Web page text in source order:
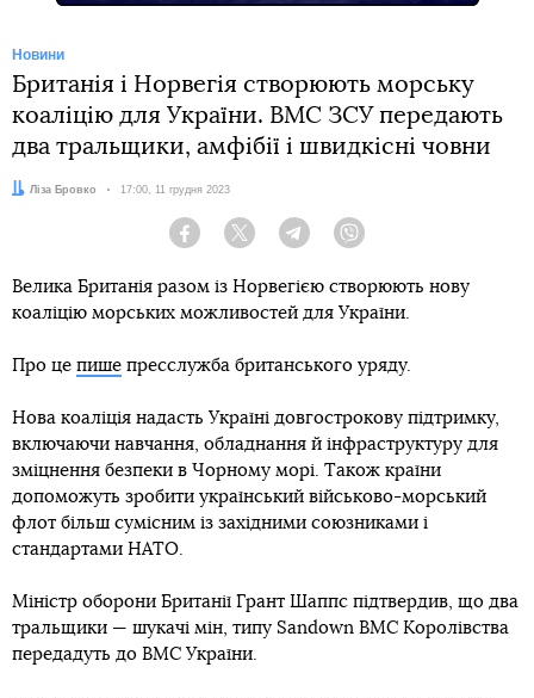
Новини
Британія і Норвегія створюють морську
коаліцію для України. ВМС ЗСУ передають
два тральщики, амфібії і швидкісні човни
Автор:
Ліза Бровко Дата:
17:00, 11 грудня 2023
Facebook Twitter Telegram
Велика Британія разом із Норвегією створюють нову
коаліцію морських можливостей для України.
Про це пише пресслужба британського уряду.
Нова коаліція надасть Україні довгострокову підтримку,
включаючи навчання, обладнання й інфраструктуру для
зміцнення безпеки в Чорному морі. Також країни
допоможуть зробити український військово-морський
флот більш сумісним із західними союзниками і
стандартами НАТО.
Міністр оборони Британії Грант Шаппс підтвердив, що два
тральщики — шукачі мін, типу Sandown ВМС Королівства
передадуть до ВМС України.